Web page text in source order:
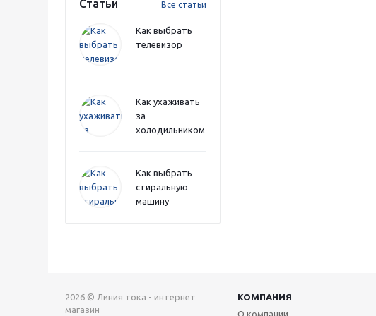
Статьи Все статьи
Как выбрать
телевизор
Как ухаживать
за
холодильником
Как выбрать
стиральную
машину
2026 © Линия тока - интернет
магазин
КОМПАНИЯ
О компании